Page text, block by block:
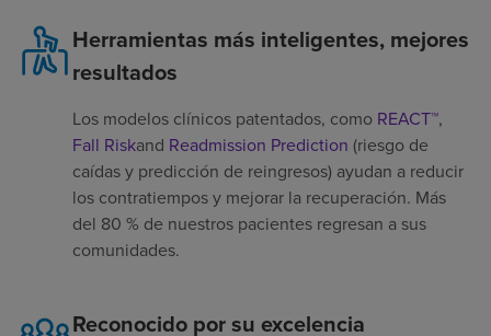
Herramientas más inteligentes, mejores
resultados
Los modelos clínicos patentados, como REACT™,
Fall Riskand Readmission Prediction (riesgo de
caídas y predicción de reingresos) ayudan a reducir
los contratiempos y mejorar la recuperación. Más
del 80 % de nuestros pacientes regresan a sus
comunidades.
Reconocido por su excelencia